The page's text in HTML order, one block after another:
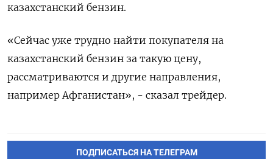
казахстанский бензин.
«Сейчас уже трудно найти покупателя на
казахстанский бензин за такую цену,
рассматриваются и другие направления,
например Афганистан», - сказал трейдер.
ПОДПИСАТЬСЯ НА ТЕЛЕГРАМ